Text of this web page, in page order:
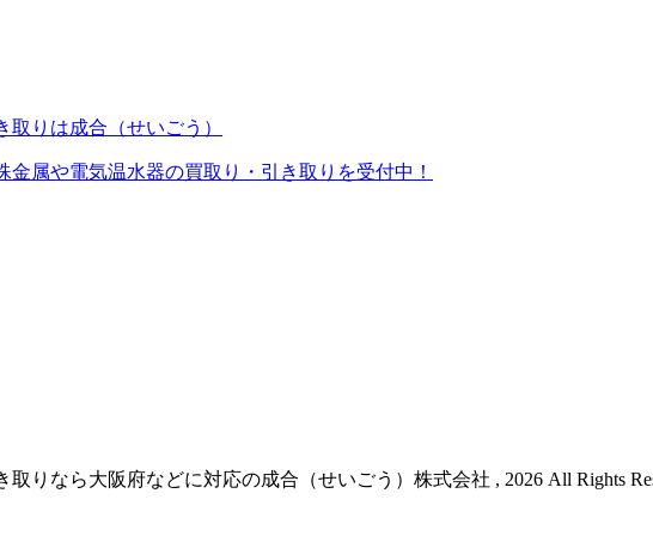
属や電気温水器の買取り・引き取りを受付中！
りなら大阪府などに対応の成合（せいごう）株式会社 , 2026 All Rights